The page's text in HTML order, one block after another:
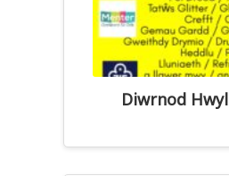
Diwrnod